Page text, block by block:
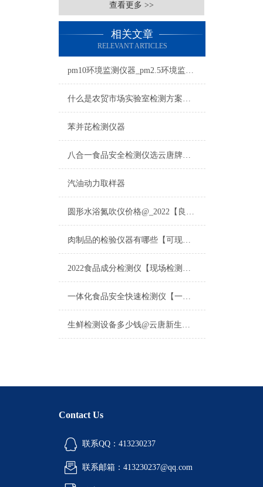
查看更多 >>
相关文章
RELEVANT ARTICLES
pm10环境监测仪器_pm2.5环境监测仪器
什么是农贸市场实验室检测方案？农贸市场实验室检测方案选择须知！
苯并芘检测仪器
八合一食品安全检测仪选云唐牌农贸市场化验室八合一食品安全检测仪
汽油动力取样器
圆形水浴氮吹仪价格@_2022【良好低价】云唐圆形水浴氮吹仪快速报价
肉制品的检验仪器有哪些【可现场检测】_2022肉制品的检验仪器有哪些
2022食品成分检测仪【现场检测】@_专注于食品成分检测仪研制
一体化食品安全快速检测仪【一体化食品安全快速检测仪】
生鲜检测设备多少钱@云唐新生鲜检测设备价格咨询客服
Contact Us
联系QQ：413230237
联系邮箱：413230237@qq.com